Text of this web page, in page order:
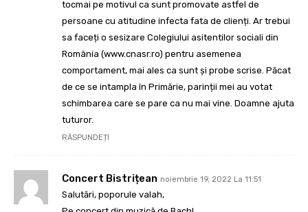
tocmai pe motivul ca sunt promovate astfel de
persoane cu atitudine infecta fata de clienți. Ar trebui
sa faceți o sesizare Colegiului asitentilor sociali din
România (www.cnasr.ro) pentru asemenea
comportament, mai ales ca sunt și probe scrise. Păcat
de ce se intampla în Primărie, parinții mei au votat
schimbarea care se pare ca nu mai vine. Doamne ajuta
tuturor.
RĂSPUNDEȚI
Concert Bistrițean noiembrie 19, 2022 La 11:51
Salutări, poporule valah,